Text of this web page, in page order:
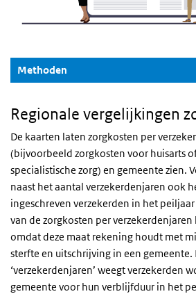
Methoden
Regionale vergelijkingen
De kaarten laten zorgkosten per
(bijvoorbeeld zorgkosten voor huisarts
specialistische zorg) en gemeente zien.
naast het aantal verzekerdenjaren ook
ingeschreven verzekerden in het
van de zorgkosten per
omdat deze maat rekening houdt met
sterfte en uitschrijving in een gemeente.
‘verzekerdenjaren’ weegt verzekerden
gemeente voor hun verblijfduur in het